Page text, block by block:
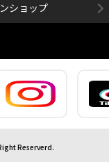
ショップ
Reserverd.